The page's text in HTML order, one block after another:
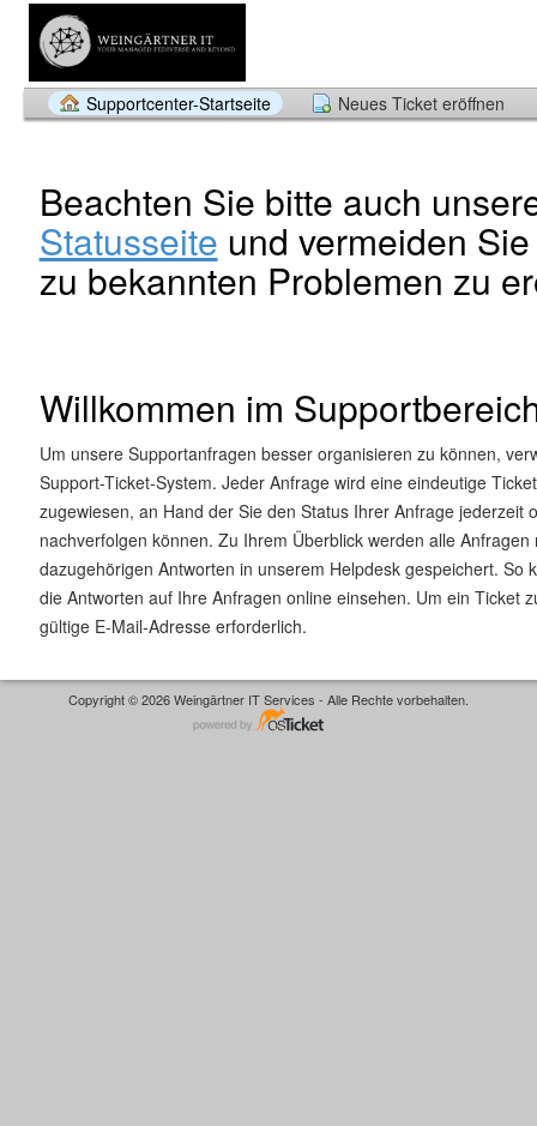
Supportcenter-Startseite Neues Ticket eröffnen
Beachten Sie bitte auch
Statusseite und vermeiden
zu bekannten Problemen zu
Willkommen im
Um unsere Supportanfragen besser organisieren zu können,
Support-Ticket-System. Jeder Anfrage wird eine eindeutige
zugewiesen, an Hand der Sie den Status Ihrer Anfrage jederzeit
nachverfolgen können. Zu Ihrem Überblick werden alle Anfragen
dazugehörigen Antworten in unserem Helpdesk gespeichert. So
die Antworten auf Ihre Anfragen online einsehen. Um ein Ticket
gültige E-Mail-Adresse erforderlich.
Copyright © 2026 Weingärtner IT Services - Alle Rechte vorbehalten.